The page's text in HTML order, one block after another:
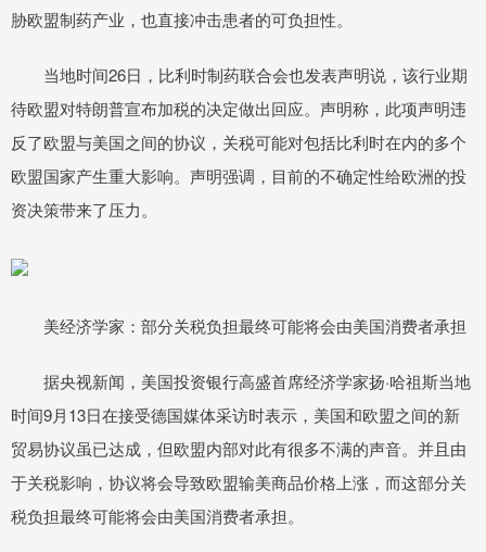
胁欧盟制药产业，也直接冲击患者的可负担性。
当地时间26日，比利时制药联合会也发表声明说，该行业期
待欧盟对特朗普宣布加税的决定做出回应。声明称，此项声明违
反了欧盟与美国之间的协议，关税可能对包括比利时在内的多个
欧盟国家产生重大影响。声明强调，目前的不确定性给欧洲的投
资决策带来了压力。
美经济学家：部分关税负担最终可能将会由美国消费者承担
据央视新闻，美国投资银行高盛首席经济学家扬·哈祖斯当地
时间9月13日在接受德国媒体采访时表示，美国和欧盟之间的新
贸易协议虽已达成，但欧盟内部对此有很多不满的声音。并且由
于关税影响，协议将会导致欧盟输美商品价格上涨，而这部分关
税负担最终可能将会由美国消费者承担。